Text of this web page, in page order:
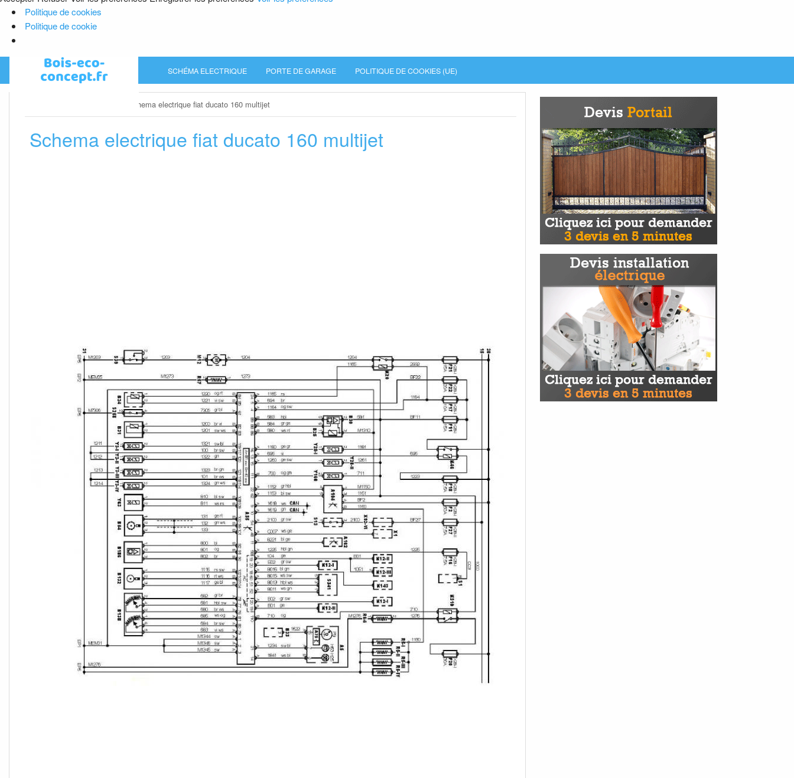
Politique de cookies
Politique de cookie
SCHÉMA ELECTRIQUE PORTE DE GARAGE POLITIQUE DE COOKIES (UE)
Schema electrique fiat ducato 160 multijet
Schema electrique fiat ducato 160 multijet